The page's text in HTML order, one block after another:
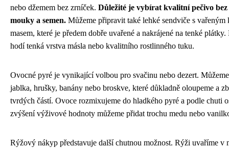
nebo džemem bez zrníček. Důležité je vybírat kvalitní pečivo bez
mouky a semen. Můžeme připravit také lehké sendviče s vařeným
masem, které je předem dobře uvařené a nakrájené na tenké
hodí tenká vrstva másla nebo kvalitního rostlinného tuku.
Ovocné pyré je vynikající volbou pro svačinu nebo dezert.
jablka, hrušky, banány nebo broskve, které důkladně oloupeme a
tvrdých částí. Ovoce rozmixujeme do hladkého pyré a podle chuti
zvýšení výživové hodnoty můžeme přidat trochu medu nebo
Rýžový nákyp představuje další chutnou možnost. Rýži uvaříme v